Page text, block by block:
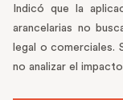
Indicó que la
arancelarias no
legal o comerciales.
no analizar el